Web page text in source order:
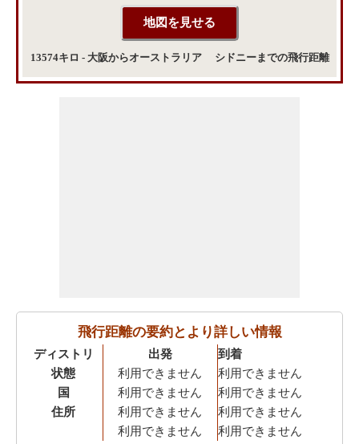
13574キロ - 大阪からオーストラリア シドニーまでの飛行距離
飛行距離の要約とより詳しい情報
ディストリ
状態
国
住所
出発
利用できません
利用できません
利用できません
利用できません
到着
利用できません
利用できません
利用できません
利用できません